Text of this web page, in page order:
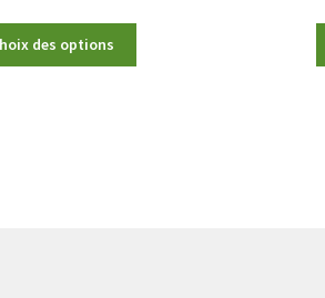
des options